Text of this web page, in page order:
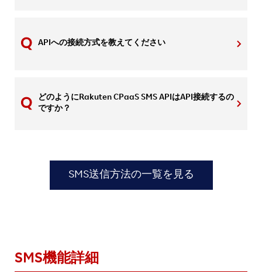
APIへの接続方式を教えてください
どのようにRakuten CPaaS SMS APIはAPI接続するの
ですか？
SMS送信方法の一覧を見る
SMS機能詳細